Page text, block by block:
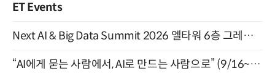
ET Events
Next AI & Big Data Summit 2026 엘타워 6층 그레이스홀 개최 (9/18)
“AI에게 묻는 사람에서, AI로 만드는 사람으로” (9/16~17)